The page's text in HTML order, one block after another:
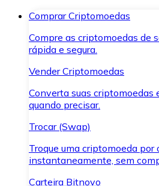
Comprar Criptomoedas
Compre as criptomoedas de
rápida e segura.
Vender Criptomoedas
Converta suas criptomoedas
quando precisar.
Trocar (Swap)
Troque uma criptomoeda por
instantaneamente, sem
Carteira Bitnovo